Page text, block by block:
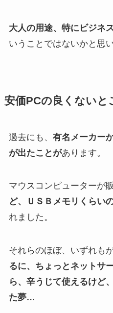
大人の用途、特にビジネ
いうことではないかと思
安価PCの良くない
過去にも、 有名メーカー
が出たことがあります。
マウスコンピューターが
ど、ＵＳＢメモリくらい
れました。
それらのほぼ、いずれも
るに、ちょっとネットサ
ら、辛うじて使えるけど
た夢…